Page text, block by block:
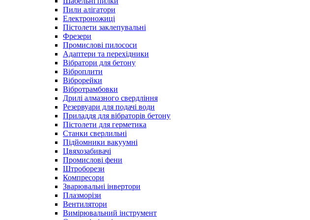
Пили алігатори
Електроножиці
Пістолети заклепувальні
Фрезери
Промислові пилососи
Адаптери та перехідники
Вібратори для бетону
Віброплити
Віброрейки
Вібротрамбовки
Дрилі алмазного свердління
Резервуари для подачі води
Приладдя для вібраторів бетону
Пістолети для герметика
Станки сверлильні
Підйомники вакуумні
Цвяхозабивачі
Промислові фени
Штроборези
Компресори
Зварювальні інвертори
Плазморізи
Вентилятори
Вимірювальний інструмент